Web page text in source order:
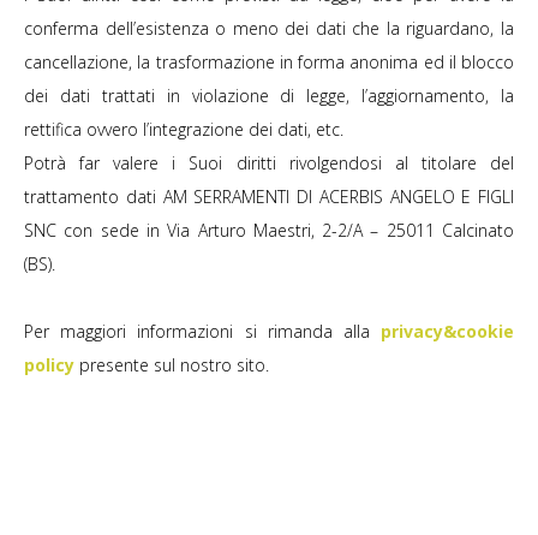
conferma dell’esistenza o meno dei dati che la riguardano, la
cancellazione, la trasformazione in forma anonima ed il blocco
dei dati trattati in violazione di legge, l’aggiornamento, la
rettifica ovvero l’integrazione dei dati, etc.
Potrà far valere i Suoi diritti rivolgendosi al titolare del
trattamento dati AM SERRAMENTI DI ACERBIS ANGELO E FIGLI
SNC con sede in Via Arturo Maestri, 2-2/A – 25011 Calcinato
(BS).
Per maggiori informazioni si rimanda alla privacy&cookie
policy presente sul nostro sito.